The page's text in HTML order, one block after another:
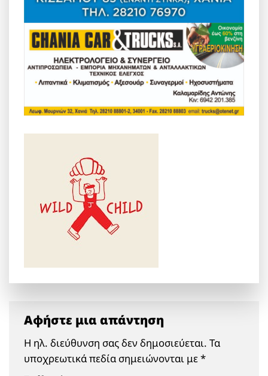
Αφήστε μια απάντηση
Η ηλ. διεύθυνση σας δεν δημοσιεύεται. Τα
υποχρεωτικά πεδία σημειώνονται με*